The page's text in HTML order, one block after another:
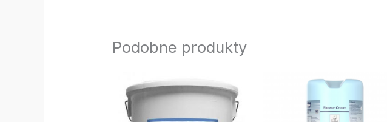
Podobne produkty